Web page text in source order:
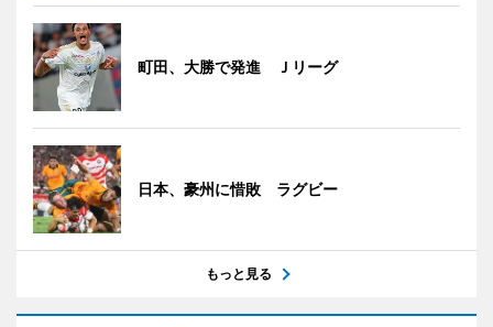
町田、大勝で発進 Ｊリーグ
日本、豪州に惜敗 ラグビー
もっと見る